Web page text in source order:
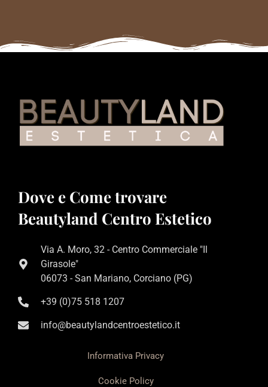
Dove e Come trovare
Beautyland Centro Estetico
Via A. Moro, 32 - Centro Commerciale "Il
Girasole"
06073 - San Mariano, Corciano (PG)
+39 (0)75 518 1207
info@beautylandcentroestetico.it
Informativa Privacy
Cookie Policy